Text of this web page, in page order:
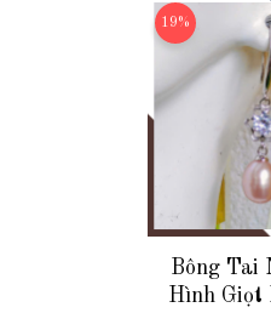
19%
Bông Tai
Hình Giọt